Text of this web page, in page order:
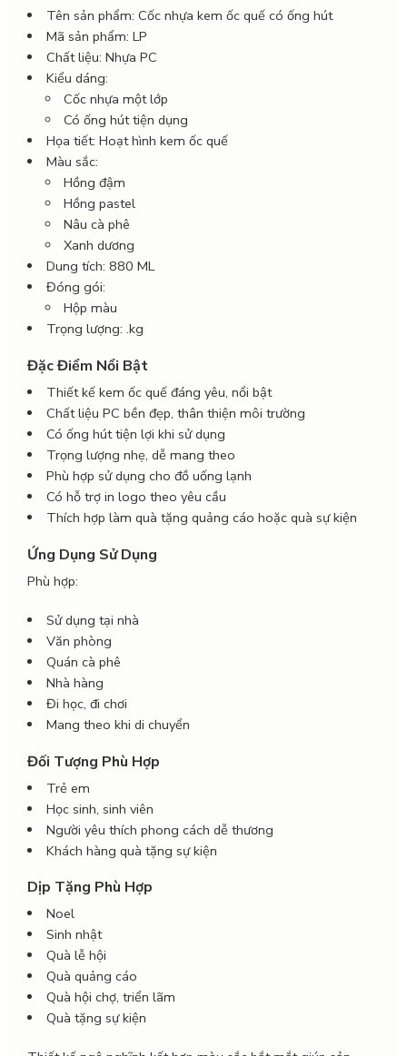
Tên sản phẩm: Cốc nhựa kem ốc quế có ống hút
Mã sản phẩm: LP
Chất liệu: Nhựa PC
Kiểu dáng:
Cốc nhựa một lớp
Có ống hút tiện dụng
Họa tiết: Hoạt hình kem ốc quế
Màu sắc:
Hồng đậm
Hồng pastel
Nâu cà phê
Xanh dương
Dung tích: 880 ML
Đóng gói:
Hộp màu
Trọng lượng: .kg
Đặc Điểm Nổi Bật
Thiết kế kem ốc quế đáng yêu, nổi bật
Chất liệu PC bền đẹp, thân thiện môi trường
Có ống hút tiện lợi khi sử dụng
Trọng lượng nhẹ, dễ mang theo
Phù hợp sử dụng cho đồ uống lạnh
Có hỗ trợ in logo theo yêu cầu
Thích hợp làm quà tặng quảng cáo hoặc quà sự kiện
Ứng Dụng Sử Dụng
Phù hợp:
Sử dụng tại nhà
Văn phòng
Quán cà phê
Nhà hàng
Đi học, đi chơi
Mang theo khi di chuyển
Đối Tượng Phù Hợp
Trẻ em
Học sinh, sinh viên
Người yêu thích phong cách dễ thương
Khách hàng quà tặng sự kiện
Dịp Tặng Phù Hợp
Noel
Sinh nhật
Quà lễ hội
Quà quảng cáo
Quà hội chợ, triển lãm
Quà tặng sự kiện